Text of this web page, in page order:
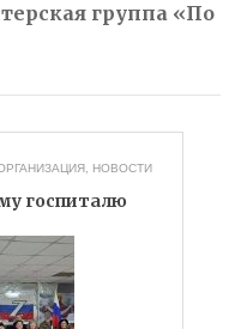
группа «По
, НОВОСТИ
госпиталю